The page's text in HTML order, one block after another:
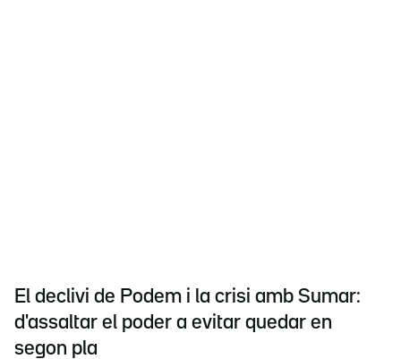
El declivi de Podem i la crisi amb Sumar:
d'assaltar el poder a evitar quedar en
segon pla